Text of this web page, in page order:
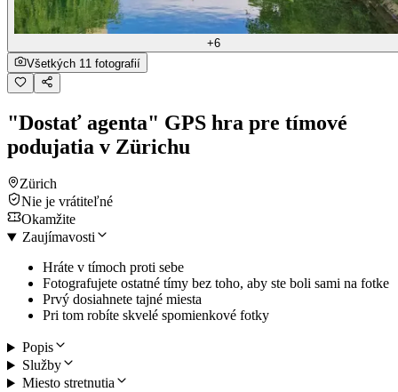
+6
Všetkých 11 fotografií
"Dostať agenta" GPS hra pre tímové
podujatia v Zürichu
Zürich
Nie je vrátiteľné
Okamžite
Zaujímavosti
Hráte v tímoch proti sebe
Fotografujete ostatné tímy bez toho, aby ste boli sami na fotke
Prvý dosiahnete tajné miesta
Pri tom robíte skvelé spomienkové fotky
Popis
Služby
Miesto stretnutia